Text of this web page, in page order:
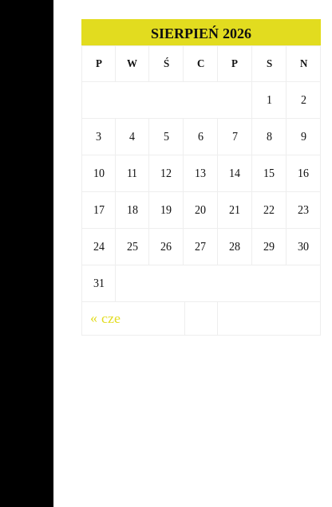
SIERPIEŃ 2026
P W Ś C P S N
1 2
3 4 5 6 7 8 9
10 11 12 13 14 15 16
17 18 19 20 21 22 23
24 25 26 27 28 29 30
31
« cze